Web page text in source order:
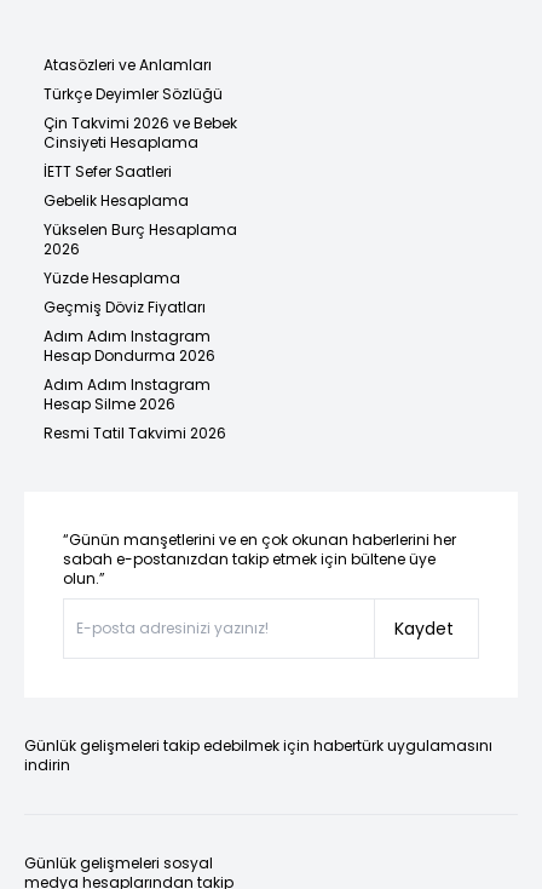
Atasözleri ve Anlamları
Türkçe Deyimler Sözlüğü
Çin Takvimi 2026 ve Bebek
Cinsiyeti Hesaplama
İETT Sefer Saatleri
Gebelik Hesaplama
Yükselen Burç Hesaplama
2026
Yüzde Hesaplama
Geçmiş Döviz Fiyatları
Adım Adım Instagram
Hesap Dondurma 2026
Adım Adım Instagram
Hesap Silme 2026
Resmi Tatil Takvimi 2026
“Günün manşetlerini ve en çok okunan haberlerini her
sabah e-postanızdan takip etmek için bültene üye
olun.”
Kaydet
Günlük gelişmeleri takip edebilmek için habertürk uygulamasını
indirin
Günlük gelişmeleri sosyal
medya hesaplarından takip